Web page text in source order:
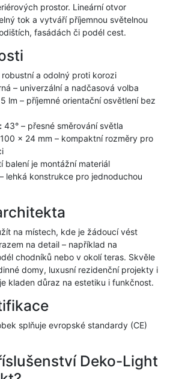
prostor. Lineární otvor
tok a vytváří příjemnou světelnou
fasádách či podél cest.
robustní a odolný proti korozi
– univerzální a nadčasová volba
5 lm – příjemné orientační osvětlení bez
43° – přesné směrování světla
× 24 mm – kompaktní rozměry pro
balení je montážní materiál
lehká konstrukce pro jednoduchou
na místech, kde je žádoucí vést
na detail – například na
chodníků nebo v okolí teras. Skvěle
domy, luxusní rezidenční projekty i
kladen důraz na estetiku i funkčnost.
splňuje evropské standardy (CE)
Deko-Light